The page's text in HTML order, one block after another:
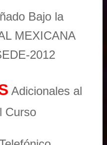
Bajo la
MEXICANA
2012
Adicionales al
Curso